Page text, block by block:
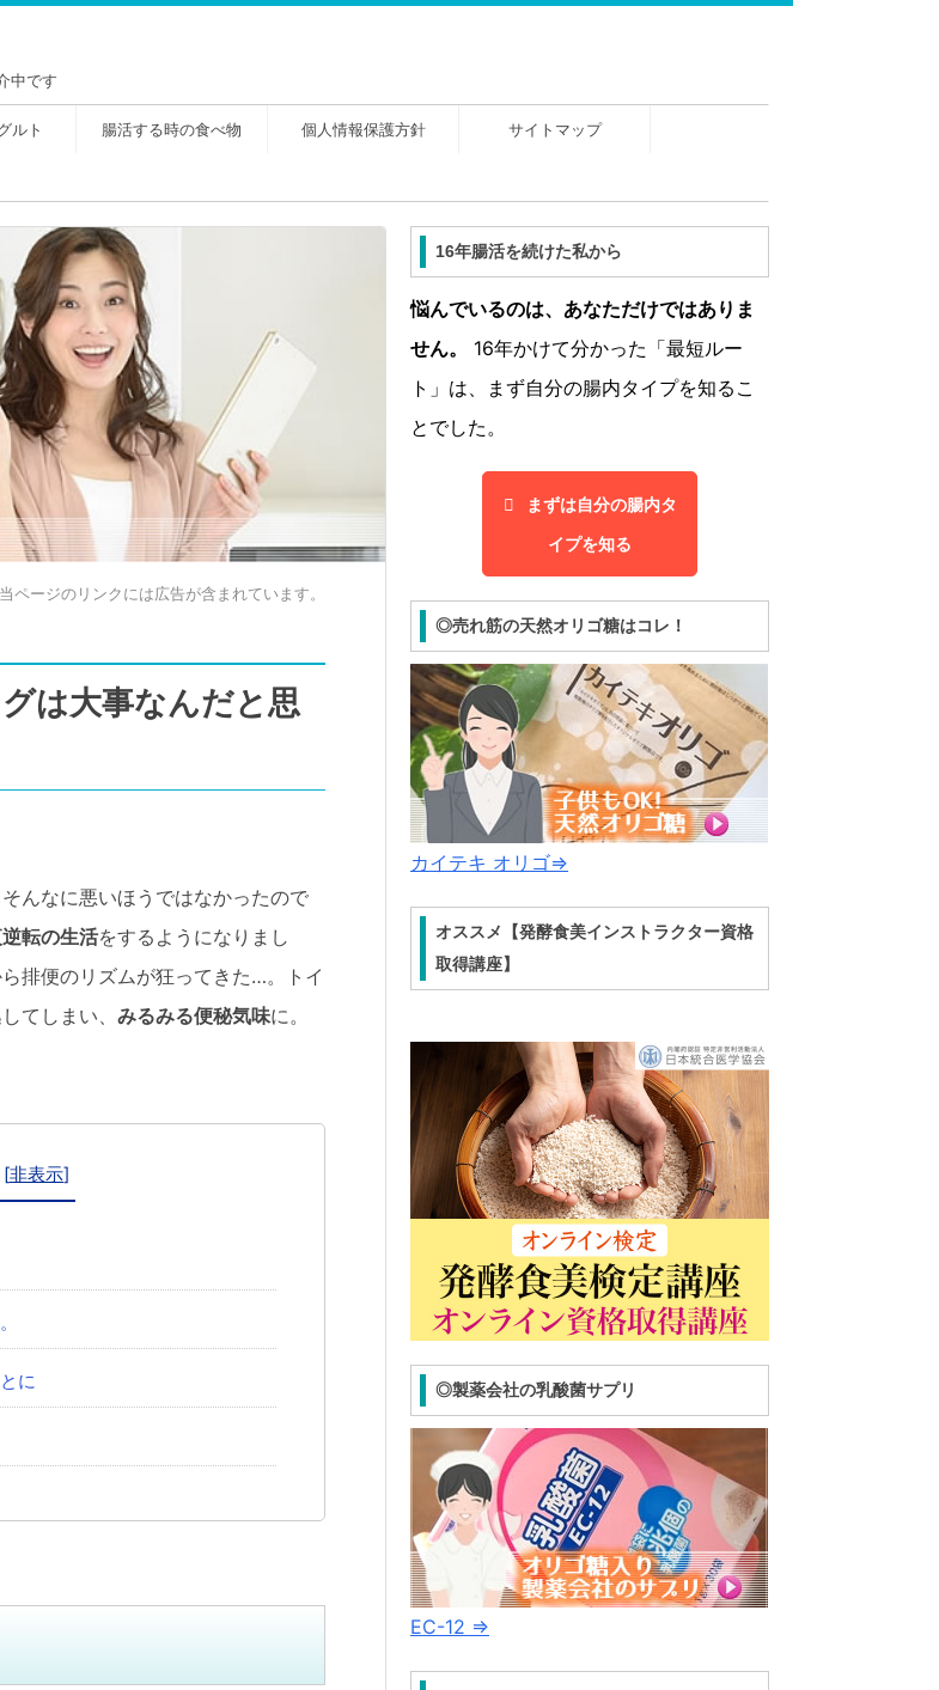
中です
ルト 腸活する時の食べ物 個人情報保護方針 サイトマップ
当ページのリンクには広告が含まれています。
は大事なんだと思
んなに悪いほうではなかったので
転の生活をするようになりまし
排便のリズムが狂ってきた…。トイ
てしまい、 みるみる便秘気味に。
[非表示]
に
16年腸活を続けた私から
悩んでいるのは、あなただけではありま
せん。
16年かけて分かった「最短ルー
ト」は、まず自分の腸内タイプを知るこ
とでした。
まずは自分の腸内タ
イプを知る
◎売れ筋の天然オリゴ糖はコレ！
カイテキ オリゴ⇒
オススメ【発酵食美インストラクター資格
取得講座】
◎製薬会社の乳酸菌サプリ
EC-12 ⇒